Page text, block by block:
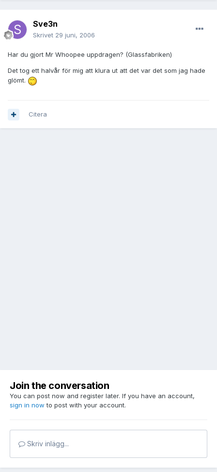
Sve3n
Skrivet 29 juni, 2006
Har du gjort Mr Whoopee uppdragen? (Glassfabriken)
Det tog ett halvår för mig att klura ut att det var det som jag hade
glömt.
Citera
Join the conversation
You can post now and register later. If you have an account,
sign in now to post with your account.
Skriv inlägg...